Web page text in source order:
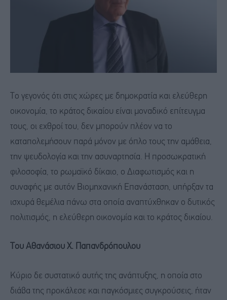
Το γεγονός ότι στις χώρες με δημοκρατία και ελεύθερη
οικονομία, το κράτος δικαίου είναι μοναδικό επίτευγμα
τους, οι εχθροί του, δεν μπορούν πλέον να το
καταπολεμήσουν παρά μόνον με όπλο τους την αμάθεια,
την ψευδολογία και την ασυναρτησία. Η προσωκρατική
φιλοσοφία, το ρωμαϊκό δίκαιο, ο Διαφωτισμός και η
συναφής με αυτόν Βιομηχανική Επανάσταση, υπήρξαν τα
ισχυρά θεμέλια πάνω στα οποία αναπτύχθηκαν ο δυτικός
πολιτισμός, η ελεύθερη οικονομία και το κράτος δικαίου.
Του Αθανάσιου Χ. Παπανδρόπουλου
Κύριο δε συστατικό αυτής της ανάπτυξης, η οποία στο
διάβα της προκάλεσε και παγκόσμιες συγκρούσεις, ήταν